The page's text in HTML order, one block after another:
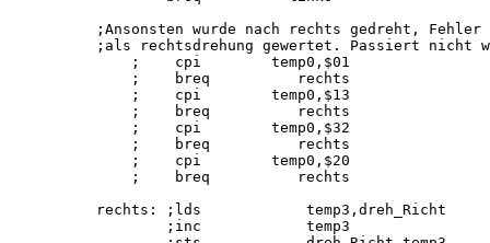
;Ansonsten wurde nach rechts gedreht,
;als rechtsdrehung gewertet. Passiert nicht
;    cpi        temp0,$01
    ;    breq          rechts
;    cpi        temp0,$13
    ;    breq          rechts
;    cpi        temp0,$32
    ;    breq          rechts
;    cpi        temp0,$20
    ;    breq          rechts
rechts: ;lds            temp3,dreh_Richt
;inc            temp3